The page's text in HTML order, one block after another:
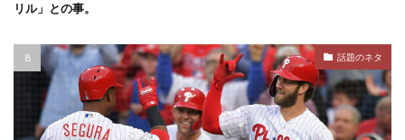
リル」との事。
話題のネタ